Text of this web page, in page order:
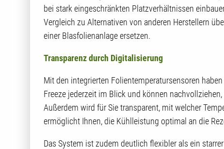
bei stark eingeschränkten Platzverhältnissen
Vergleich zu Alternativen von anderen Herstellern
einer Blasfolienanlage ersetzen.
Transparenz durch Digitalisierung
Mit den integrierten Folientemperatursensoren
Freeze jederzeit im Blick und können
Außerdem wird für Sie transparent, mit welcher
ermöglicht Ihnen, die Kühlleistung optimal an die
Das System ist zudem deutlich flexibler als ein